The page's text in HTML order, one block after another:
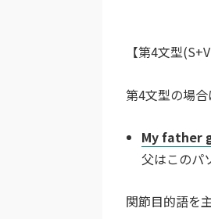
【第4文型
第4文型の場
My father
父はこのパ
関節目的語を